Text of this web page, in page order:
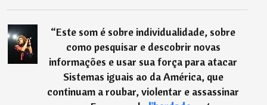
“Este som é sobre individualidade, sobre
como pesquisar e descobrir novas
informações e usar sua força para atacar
Sistemas iguais ao da América, que
continuam a roubar, violentar e assassinar